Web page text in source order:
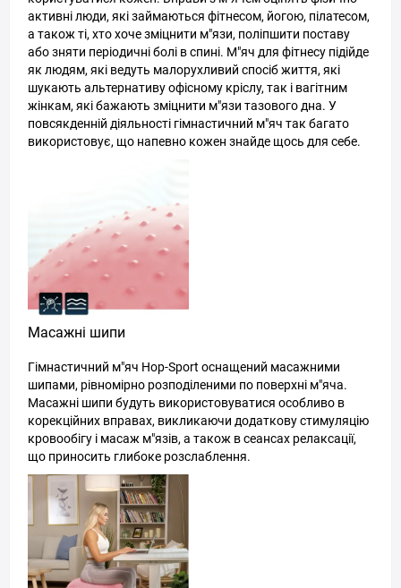
активні люди, які займаються фітнесом, йогою, пілатесом,
а також ті, хто хоче зміцнити м"язи, поліпшити поставу
або зняти періодичні болі в спині. М"яч для фітнесу підійде
як людям, які ведуть малорухливий спосіб життя, які
шукають альтернативу офісному кріслу, так і вагітним
жінкам, які бажають зміцнити м"язи тазового дна. У
повсякденній діяльності гімнастичний м"яч так багато
використовує, що напевно кожен знайде щось для себе.
Масажні шипи
Гімнастичний м"яч Hop-Sport оснащений масажними
шипами, рівномірно розподіленими по поверхні м"яча.
Масажні шипи будуть використовуватися особливо в
корекційних вправах, викликаючи додаткову стимуляцію
кровообігу і масаж м"язів, а також в сеансах релаксації,
що приносить глибоке розслаблення.